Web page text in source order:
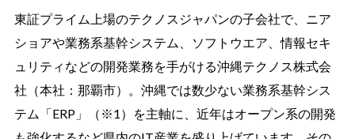
東証プライム上場のテクノスジャパンの子会社で、ニア
ショアや業務系基幹システム、ソフトウエア、情報セキ
ュリティなどの開発業務を手がける沖縄テクノス株式会
社（本社：那覇市）。沖縄では数少ない業務系基幹シス
テム「ERP」（※1）を主軸に、近年はオープン系の開発